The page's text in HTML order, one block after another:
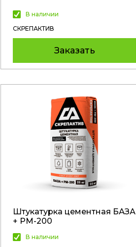
В наличии
СКРЕПАКТИВ
Заказать
Штукатурка цементная БАЗА
+ РМ-200
В наличии